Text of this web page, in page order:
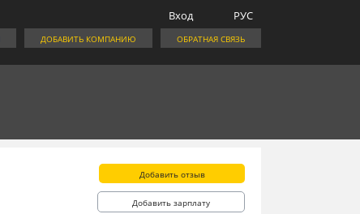
РУС
Вход
ОБРАТНАЯ СВЯЗЬ
ДОБАВИТЬ КОМПАНИЮ
Добавить отзыв
Добавить зарплату